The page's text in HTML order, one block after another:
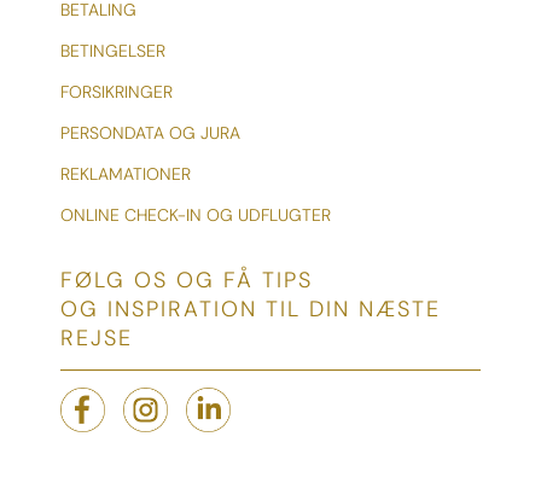
BETALING
BETINGELSER
FORSIKRINGER
PERSONDATA OG JURA
REKLAMATIONER
ONLINE CHECK-IN OG UDFLUGTER
FØLG OS OG FÅ TIPS
OG INSPIRATION TIL DIN NÆSTE
REJSE